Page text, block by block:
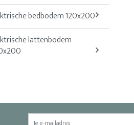
bedbodem 120x200
lattenbodem